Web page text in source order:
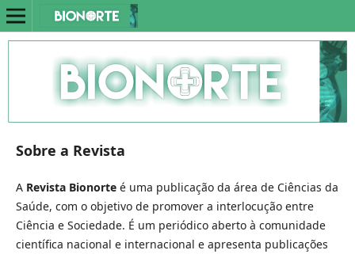
Sobre a Revista
A Revista Bionorteé uma publicação da área de Ciências da
Saúde, com o objetivo de promover a interlocução entre
Ciência e Sociedade. É um periódico aberto à comunidade
científica nacional e internacional e apresenta publicações